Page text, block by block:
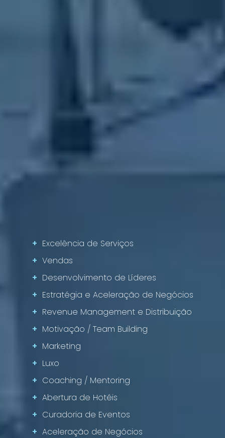
+ Excelência de Serviços
+ Vendas
+ Desenvolvimento de Líderes
+ Estratégia e Aceleração de Negócios
+ Revenue Management e Distribuição
+ Motivação / Team Building
+ Marketing
+ Luxo
+ Coaching / Mentoring
+ Abertura de Hotéis
+ Curadoria de Eventos
+ Aceleração de Negócios